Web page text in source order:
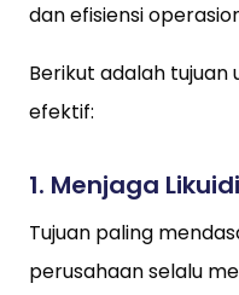
dan efisiensi
Berikut adalah
efektif:
1. Menjaga
Tujuan paling
perusahaan selalu